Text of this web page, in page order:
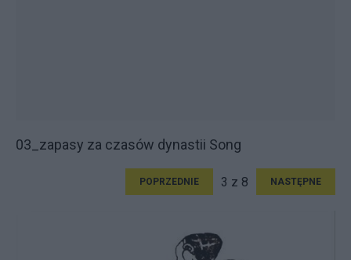
03_zapasy za czasów dynastii Song
POPRZEDNIE 3 z 8 NASTĘPNE